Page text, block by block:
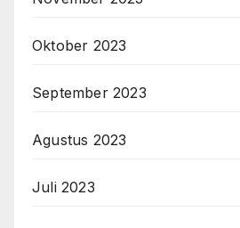
Oktober 2023
September 2023
Agustus 2023
Juli 2023